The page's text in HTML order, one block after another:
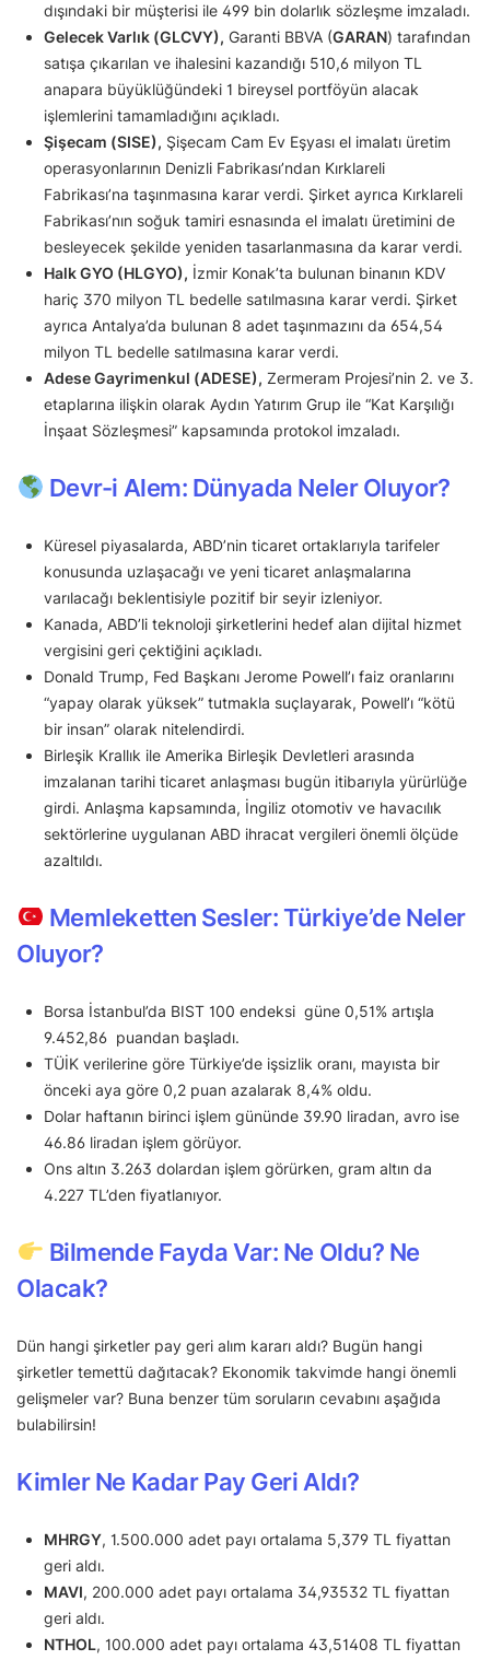
dışındaki bir müşterisi ile 499 bin dolarlık sözleşme imzaladı.
Gelecek Varlık (GLCVY), Garanti BBVA (GARAN) tarafından
satışa çıkarılan ve ihalesini kazandığı 510,6 milyon TL
anapara büyüklüğündeki 1 bireysel portföyün alacak
işlemlerini tamamladığını açıkladı.
Şişecam (SISE), Şişecam Cam Ev Eşyası el imalatı üretim
operasyonlarının Denizli Fabrikası’ndan Kırklareli
Fabrikası’na taşınmasına karar verdi. Şirket ayrıca Kırklareli
Fabrikası’nın soğuk tamiri esnasında el imalatı üretimini de
besleyecek şekilde yeniden tasarlanmasına da karar verdi.
Halk GYO (HLGYO), İzmir Konak’ta bulunan binanın KDV
hariç 370 milyon TL bedelle satılmasına karar verdi. Şirket
ayrıca Antalya’da bulunan 8 adet taşınmazını da 654,54
milyon TL bedelle satılmasına karar verdi.
Adese Gayrimenkul (ADESE), Zermeram Projesi’nin 2. ve 3.
etaplarına ilişkin olarak Aydın Yatırım Grup ile “Kat Karşılığı
İnşaat Sözleşmesi” kapsamında protokol imzaladı.
Devr-i Alem: Dünyada Neler Oluyor?
Küresel piyasalarda, ABD’nin ticaret ortaklarıyla tarifeler
konusunda uzlaşacağı ve yeni ticaret anlaşmalarına
varılacağı beklentisiyle pozitif bir seyir izleniyor.
Kanada, ABD’li teknoloji şirketlerini hedef alan dijital hizmet
vergisini geri çektiğini açıkladı.
Donald Trump, Fed Başkanı Jerome Powell’ı faiz oranlarını
“yapay olarak yüksek” tutmakla suçlayarak, Powell’ı “kötü
bir insan” olarak nitelendirdi.
Birleşik Krallık ile Amerika Birleşik Devletleri arasında
imzalanan tarihi ticaret anlaşması bugün itibarıyla yürürlüğe
girdi. Anlaşma kapsamında, İngiliz otomotiv ve havacılık
sektörlerine uygulanan ABD ihracat vergileri önemli ölçüde
azaltıldı.
Memleketten Sesler: Türkiye’de Neler
Oluyor?
Borsa İstanbul’da BIST 100 endeksi güne 0,51% artışla
9.452,86 puandan başladı.
TÜİK verilerine göre Türkiye’de işsizlik oranı, mayısta bir
önceki aya göre 0,2 puan azalarak 8,4% oldu.
Dolar haftanın birinci işlem gününde 39.90 liradan, avro ise
46.86 liradan işlem görüyor.
Ons altın 3.263 dolardan işlem görürken, gram altın da
4.227 TL’den fiyatlanıyor.
Bilmende Fayda Var: Ne Oldu? Ne
Olacak?
Dün hangi şirketler pay geri alım kararı aldı? Bugün hangi
şirketler temettü dağıtacak? Ekonomik takvimde hangi önemli
gelişmeler var? Buna benzer tüm soruların cevabını aşağıda
bulabilirsin!
Kimler Ne Kadar Pay Geri Aldı?
MHRGY, 1.500.000 adet payı ortalama 5,379 TL fiyattan
geri aldı.
MAVI, 200.000 adet payı ortalama 34,93532 TL fiyattan
geri aldı.
NTHOL, 100.000 adet payı ortalama 43,51408 TL fiyattan